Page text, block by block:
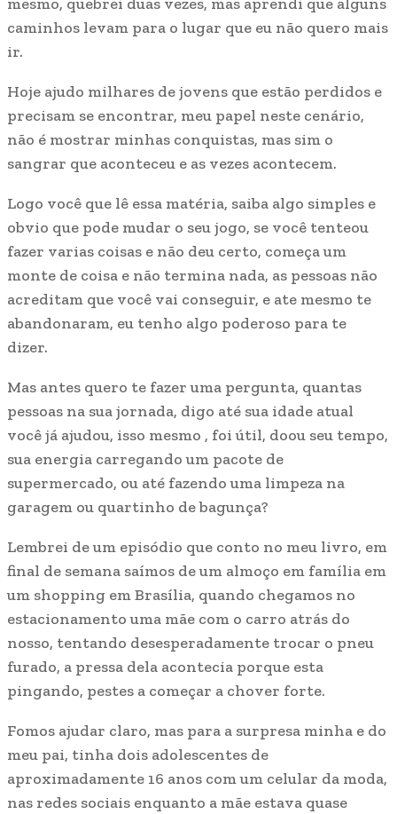
caminhos levam para o lugar que eu não quero mais
ir.
Hoje ajudo milhares de jovens que estão perdidos e
precisam se encontrar, meu papel neste cenário,
não é mostrar minhas conquistas, mas sim o
sangrar que aconteceu e as vezes acontecem.
Logo você que lê essa matéria, saiba algo simples e
obvio que pode mudar o seu jogo, se você tenteou
fazer varias coisas e não deu certo, começa um
monte de coisa e não termina nada, as pessoas não
acreditam que você vai conseguir, e ate mesmo te
abandonaram, eu tenho algo poderoso para te
dizer.
Mas antes quero te fazer uma pergunta, quantas
pessoas na sua jornada, digo até sua idade atual
você já ajudou, isso mesmo , foi útil, doou seu tempo,
sua energia carregando um pacote de
supermercado, ou até fazendo uma limpeza na
garagem ou quartinho de bagunça?
Lembrei de um episódio que conto no meu livro, em
final de semana saímos de um almoço em família em
um shopping em Brasília, quando chegamos no
estacionamento uma mãe com o carro atrás do
nosso, tentando desesperadamente trocar o pneu
furado, a pressa dela acontecia porque esta
pingando, pestes a começar a chover forte.
Fomos ajudar claro, mas para a surpresa minha e do
meu pai, tinha dois adolescentes de
aproximadamente 16 anos com um celular da moda,
nas redes sociais enquanto a mãe estava quase